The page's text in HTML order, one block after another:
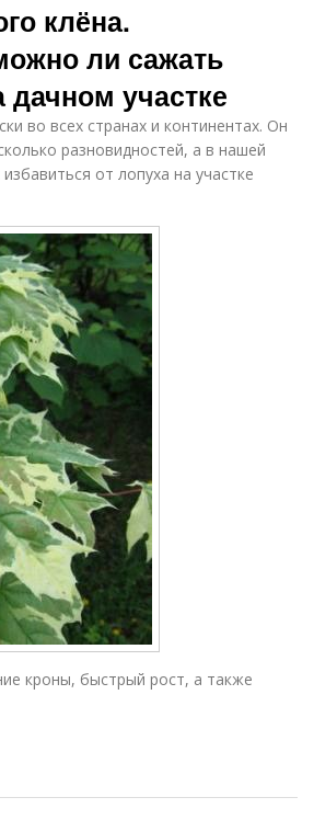
клёна.
ли сажать
участке
во всех странах и континентах. Он
разновидностей, а в нашей
от лопуха на участке
кроны, быстрый рост, а также